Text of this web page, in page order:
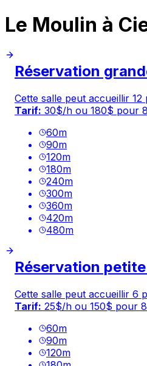
Le Moulin à
Réservation
Cette salle peut accueillir 12
Tarif: 30$/h ou 180$ pour
60m
90m
120m
180m
240m
300m
360m
420m
480m
Réservation
Cette salle peut accueillir 6
Tarif: 25$/h ou 150$ pour
60m
90m
120m